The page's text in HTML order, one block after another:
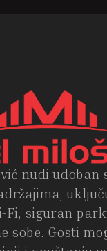
nudi udoban
Fi, siguran
sobe. Gosti